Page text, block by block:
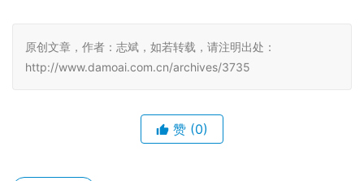
原创文章，作者：志斌，如若转载，请注明出处：
http://www.damoai.com.cn/archives/3735
赞 (0)